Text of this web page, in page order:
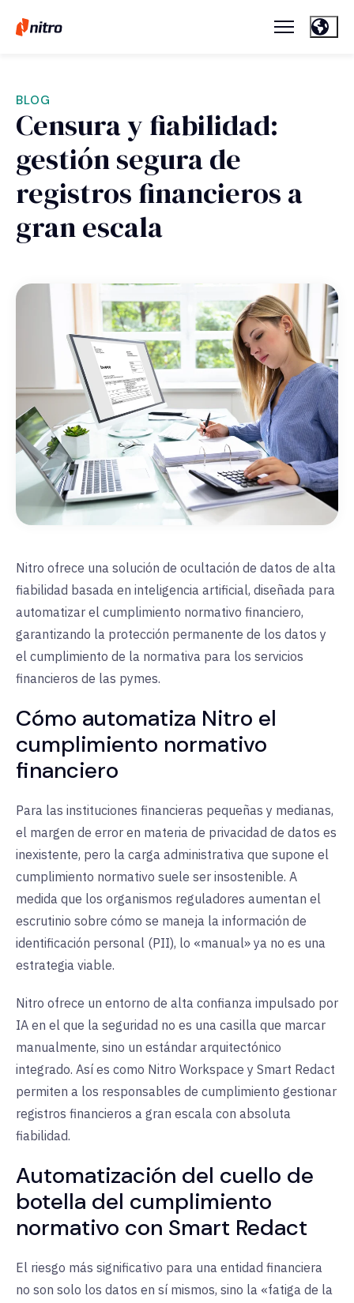
BLOG
Censura y fiabilidad:
gestión segura de
registros financieros a
gran escala
Nitro ofrece una solución de ocultación de datos de alta
fiabilidad basada en inteligencia artificial, diseñada para
automatizar el cumplimiento normativo financiero,
garantizando la protección permanente de los datos y
el cumplimiento de la normativa para los servicios
financieros de las pymes.
Cómo automatiza Nitro el
cumplimiento normativo
financiero
Para las instituciones financieras pequeñas y medianas,
el margen de error en materia de privacidad de datos es
inexistente, pero la carga administrativa que supone el
cumplimiento normativo suele ser insostenible. A
medida que los organismos reguladores aumentan el
escrutinio sobre cómo se maneja la información de
identificación personal (PII), lo «manual» ya no es una
estrategia viable.
Nitro ofrece un entorno de alta confianza impulsado por
IA en el que la seguridad no es una casilla que marcar
manualmente, sino un estándar arquitectónico
integrado. Así es como Nitro Workspace y Smart Redact
permiten a los responsables de cumplimiento gestionar
registros financieros a gran escala con absoluta
fiabilidad.
Automatización del cuello de
botella del cumplimiento
normativo con Smart Redact
El riesgo más significativo para una entidad financiera
no son solo los datos en sí mismos, sino la «fatiga de la